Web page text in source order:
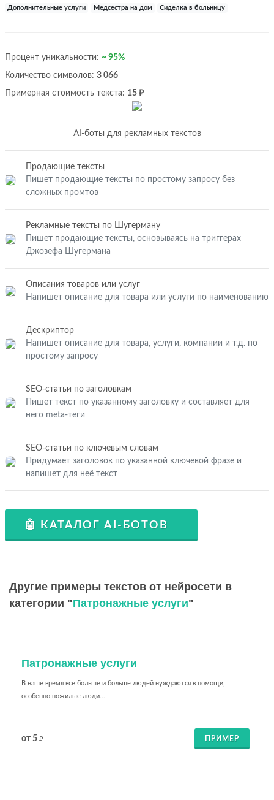
Дополнительные услуги Медсестра на дом Сиделка в больницу
Процент уникальности: ~ 95%
Количество символов: 3 066
Примерная стоимость текста: 15 ₽
AI-боты для рекламных текстов
Продающие тексты
Пишет продающие тексты по простому запросу без
сложных промтов
Рекламные тексты по Шугерману
Пишет продающие тексты, основываясь на триггерах
Джозефа Шугермана
Описания товаров или услуг
Напишет описание для товара или услуги по наименованию
Дескриптор
Напишет описание для товара, услуги, компании и т.д. по
простому запросу
SEO-статьи по заголовкам
Пишет текст по указанному заголовку и составляет для
него meta-теги
SEO-статьи по ключевым словам
Придумает заголовок по указанной ключевой фразе и
напишет для неё текст
🤖 КАТАЛОГ AI-БОТОВ
Другие примеры текстов от нейросети в
категории "Патронажные услуги"
Патронажные услуги
В наше время все больше и больше людей нуждаются в помощи,
особенно пожилые люди...
от 5 ₽ ПРИМЕР